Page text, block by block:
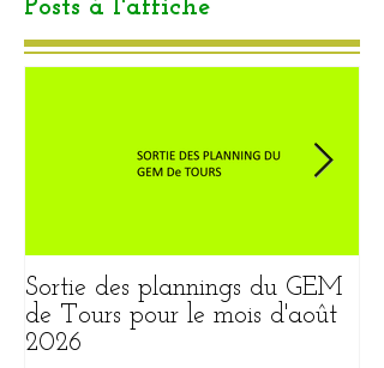
Posts à l'affiche
Sortie des plannings du GEM
de Tours pour le mois d'août
2026